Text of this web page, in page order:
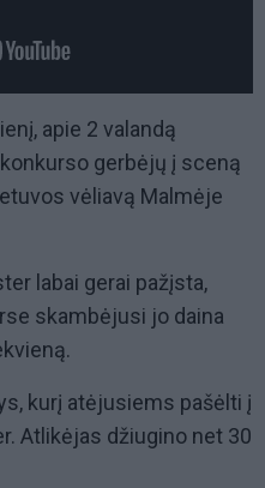
apie 2 valandą
gerbėjų į sceną
vėliavą Malmėje
labai gerai pažįsta,
skambėjusi jo daina
kurį atėjusiems pašėlti į
Atlikėjas džiugino net 30